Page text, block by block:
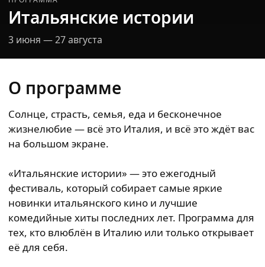
Итальянские истории
3 июня — 27 августа
О программе
Солнце, страсть, семья, еда и бесконечное
жизнелюбие — всё это Италия, и всё это ждёт вас
на большом экране.
«Итальянские истории» — это ежегодный
фестиваль, который собирает самые яркие
новинки итальянского кино и лучшие
комедийные хиты последних лет. Программа для
тех, кто влюблён в Италию или только открывает
её для себя.